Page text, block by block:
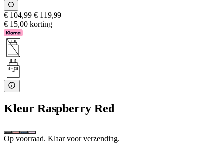
€ 104,99 € 119,99
€ 15,00 korting
Kleur Raspberry Red
Op voorraad. Klaar voor verzending.